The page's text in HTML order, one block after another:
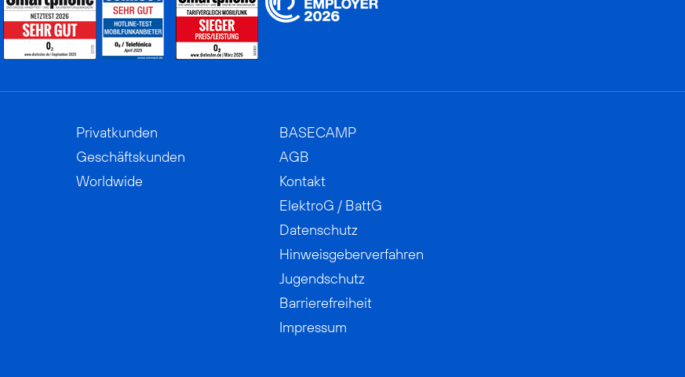
Privatkunden
Geschäftskunden
Worldwide
BASECAMP
AGB
Kontakt
ElektroG / BattG
Datenschutz
Hinweisgeberverfahren
Jugendschutz
Barrierefreiheit
Impressum